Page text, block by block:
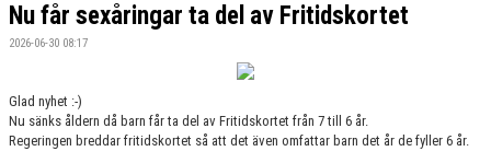
Nu får sexåringar ta del av Fritidskortet
2026-06-30 08:17
Glad nyhet :-)
Nu sänks åldern då barn får ta del av Fritidskortet från 7 till 6 år.
Regeringen breddar fritidskortet så att det även omfattar barn det år de fyller 6 år.